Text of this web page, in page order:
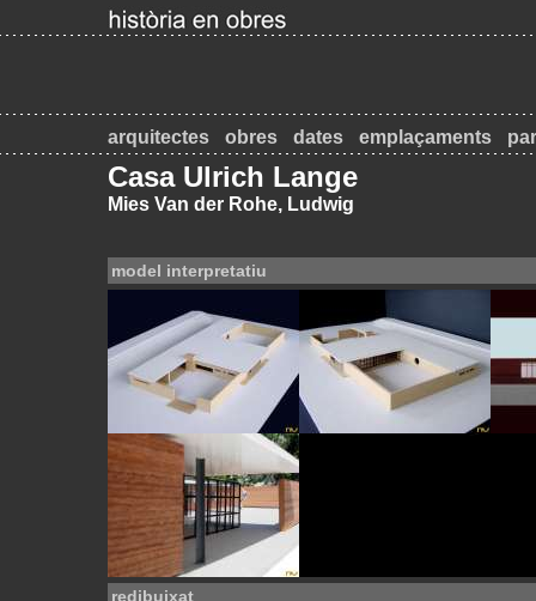
arquitectes obres dates emplaçaments
Casa Ulrich Lange
Mies Van der Rohe, Ludwig
model interpretatiu
redibuixat